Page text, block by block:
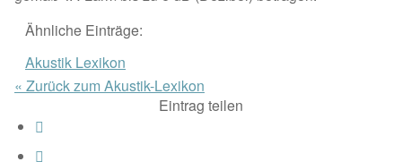
Ähnliche Einträge:
Akustik Lexikon
« Zurück zum Akustik-Lexikon
Eintrag teilen